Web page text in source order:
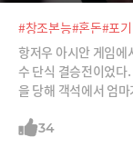
#창조본능#혼돈#포기
항저우 아시안 게임에
수 단식 결승전이었다
을 당해 객석에서 엄
혼’으로 만들어낸 결
34